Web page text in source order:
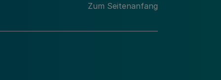
Zum Seitenanfang